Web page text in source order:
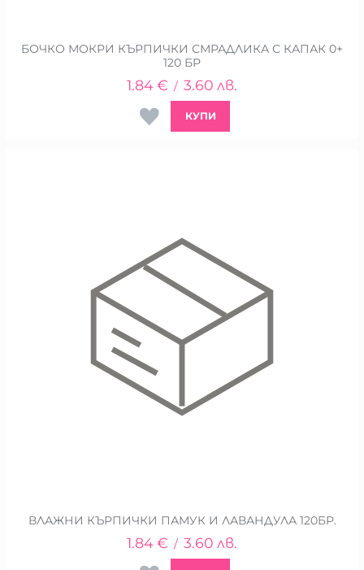
БОЧКО МОКРИ КЪРПИЧКИ СМРАДЛИКА С КАПАК 0+
120 БР
1.84€ / 3.60 лв.
КУПИ
ВЛАЖНИ КЪРПИЧКИ ПАМУК И ЛАВАНДУЛА 120БР.
1.84€ / 3.60 лв.